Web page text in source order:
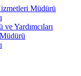
Müdürü
Yardımcıları